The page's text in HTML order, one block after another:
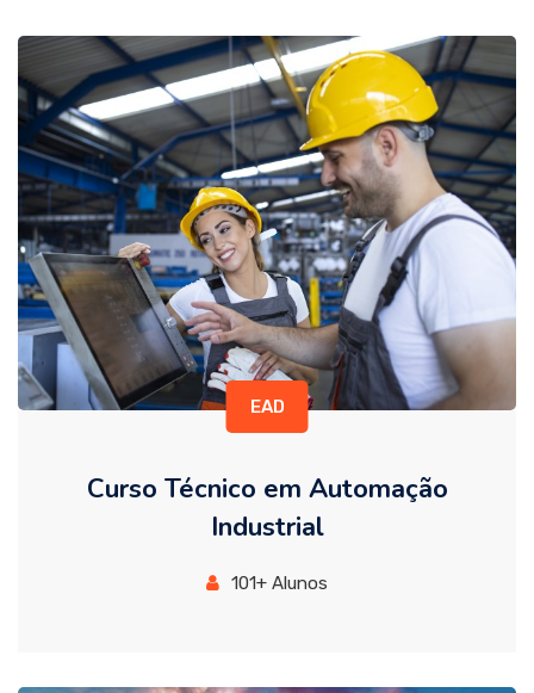
EAD
Curso Técnico em Automação
Industrial
101+ Alunos